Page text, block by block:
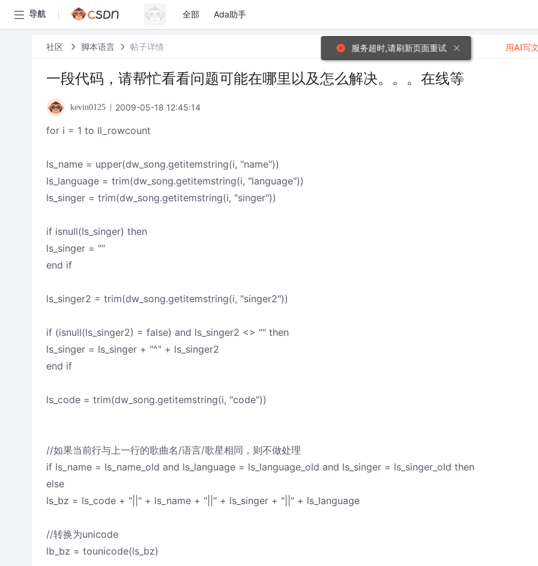
导航 全部 Ada助手
社区 脚本语言 帖子详情
一段代码，请帮忙看看问题可能在哪里以及怎么解决。。。在线等
kevin0125 2009-05-18 12:45:14
for i = 1 to ll_rowcount
ls_name = upper(dw_song.getitemstring(i, "name"))
ls_language = trim(dw_song.getitemstring(i, "language"))
ls_singer = trim(dw_song.getitemstring(i, "singer"))
if isnull(ls_singer) then
ls_singer = ""
end if
ls_singer2 = trim(dw_song.getitemstring(i, "singer2"))
if (isnull(ls_singer2) = false) and ls_singer2 <> "" then
ls_singer = ls_singer + "^" + ls_singer2
end if
ls_code = trim(dw_song.getitemstring(i, "code"))
//如果当前行与上一行的歌曲名/语言/歌星相同，则不做处理
if ls_name = ls_name_old and ls_language = ls_language_old and ls_singer = ls_singer_old then
else
ls_bz = ls_code + "||" + ls_name + "||" + ls_singer + "||" + ls_language
//转换为unicode
lb_bz = tounicode(ls_bz)
用AI写
服务超时,请刷新页面重试